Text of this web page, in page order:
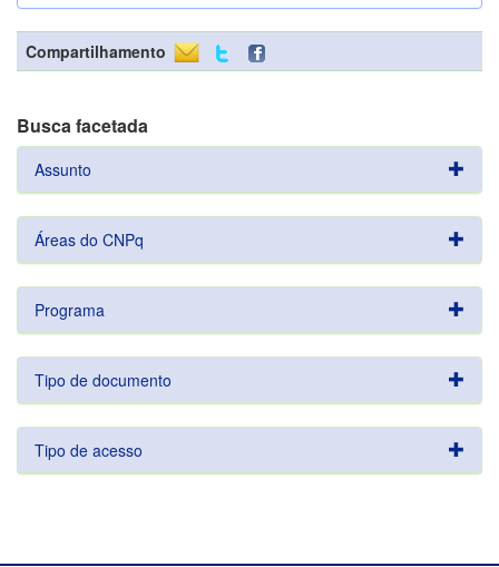
Compartilhamento
Busca facetada
Assunto
Áreas do CNPq
Programa
Tipo de documento
Tipo de acesso